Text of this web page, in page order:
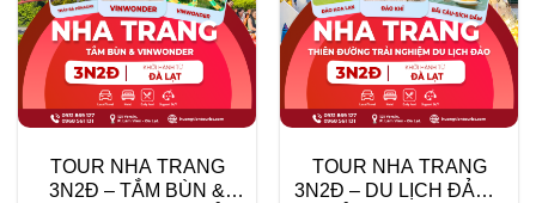
TOUR NHA TRANG
3N2Đ – TẮM BÙN &
TOUR NHA TRANG
3N2Đ – DU LỊCH ĐẢO –